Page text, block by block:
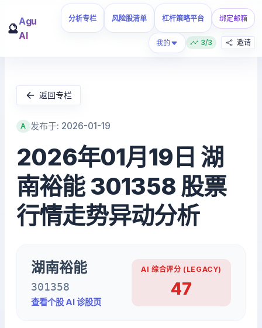
🔮
Agu
AI
分析专栏 风险股清单 杠杆策略平台 绑定邮箱
我的 3/3 邀请
返回专栏
A 发布于: 2026-01-19
2026年01月19日 湖
南裕能 301358 股票
行情走势异动分析
湖南裕能
301358
查看个股 AI 诊股页
AI 综合评分 (LEGACY)
47